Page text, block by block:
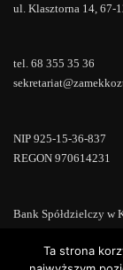
ul. Klasztorna 14, 67-
tel. 68 355 35 36
NIP 925-15-36-837
REGON 970614231
Bank Spółdzielczy w
Ta strona